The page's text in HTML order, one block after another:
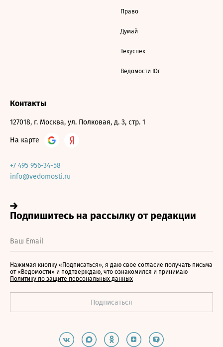
Право
Думай
Техуспех
Ведомости Юг
Контакты
127018, г. Москва, ул. Полковая, д. 3, стр. 1
На карте
+7 495 956-34-58
info@vedomosti.ru
Нажимая кнопку «Подписаться», я даю свое согласие получать письма
от «Ведомости» и подтверждаю, что ознакомился и принимаю
Политику по защите персональных данных